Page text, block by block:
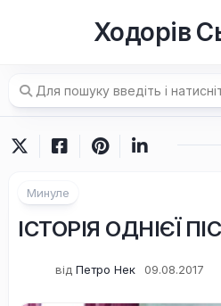
Ходорів
Минуле
ІСТОРІЯ ОДНІЄЇ
від Петро Нек 09.08.2017